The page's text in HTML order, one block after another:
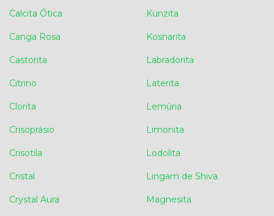
Calcita Ótica
Canga Rosa
Castorita
Citrino
Clorita
Crisoprásio
Crisotila
Cristal
Crystal Aura
Kunzita
Kosnarita
Labradorita
Laterita
Lemúria
Limonita
Lodolita
Lingam de Shiva
Magnesita